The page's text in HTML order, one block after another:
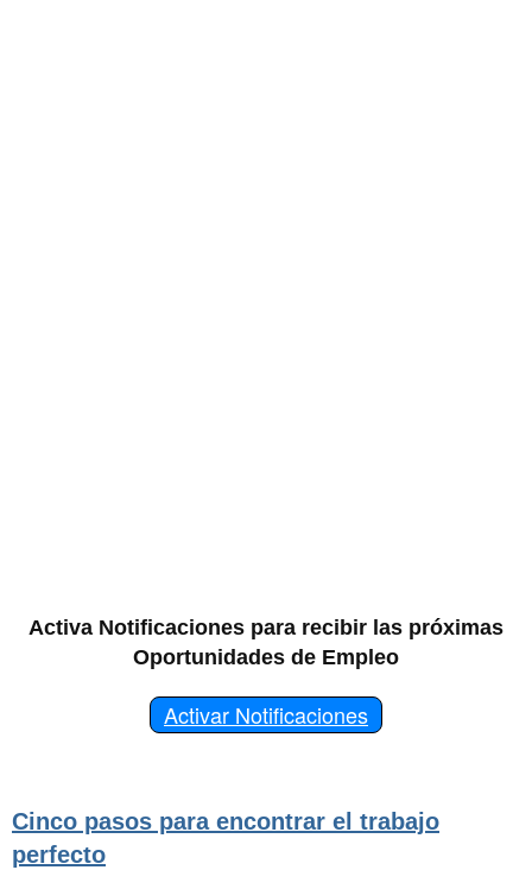
Activa Notificaciones para recibir las próximas
Oportunidades de Empleo
Activar Notificaciones
Cinco pasos para encontrar el trabajo
perfecto